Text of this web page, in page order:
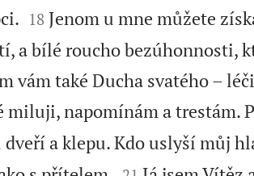

18 Jenom u mne můžete
a bílé roucho bezúhonnosti,
vám také Ducha svatého –
miluji, napomínám a trestám.
a klepu. Kdo uslyší můj